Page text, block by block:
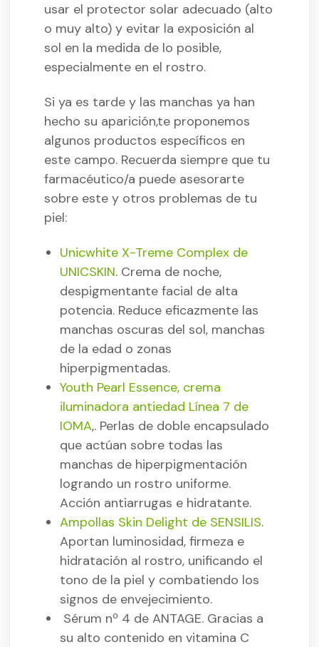
usar el protector solar adecuado (alto
o muy alto) y evitar la exposición al
sol en la medida de lo posible,
especialmente en el rostro.
Si ya es tarde y las manchas ya han
hecho su aparición,te proponemos
algunos productos específicos en
este campo. Recuerda siempre que tu
farmacéutico/a puede asesorarte
sobre este y otros problemas de tu
piel:
Unicwhite X-Treme Complex de
UNICSKIN. Crema de noche,
despigmentante facial de alta
potencia. Reduce eficazmente las
manchas oscuras del sol, manchas
de la edad o zonas
hiperpigmentadas.
Youth Pearl Essence, crema
iluminadora antiedad Línea 7 de
IOMA,. Perlas de doble encapsulado
que actúan sobre todas las
manchas de hiperpigmentación
logrando un rostro uniforme.
Acción antiarrugas e hidratante.
Ampollas Skin Delight de SENSILIS.
Aportan luminosidad, firmeza e
hidratación al rostro, unificando el
tono de la piel y combatiendo los
signos de envejecimiento.
Sérum nº 4 de ANTAGE. Gracias a
su alto contenido en vitamina C